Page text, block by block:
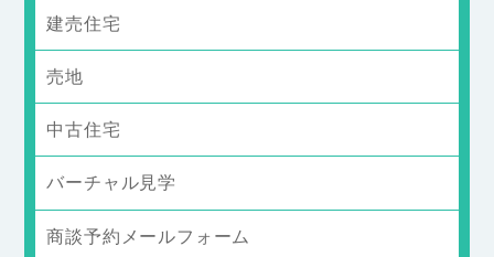
建売住宅
売地
中古住宅
バーチャル見学
商談予約メールフォーム